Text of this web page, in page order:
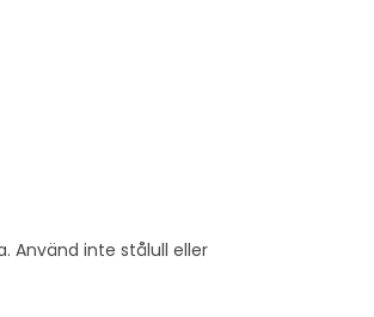
Använd inte stålull eller